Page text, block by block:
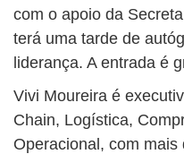
com o apoio da
terá uma tarde de
liderança. A entrada é
Vivi Moureira é
Chain, Logística,
Operacional, com